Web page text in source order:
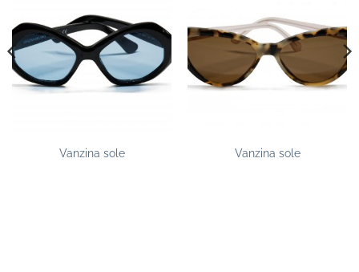
Vanzina sole Vanzina sole